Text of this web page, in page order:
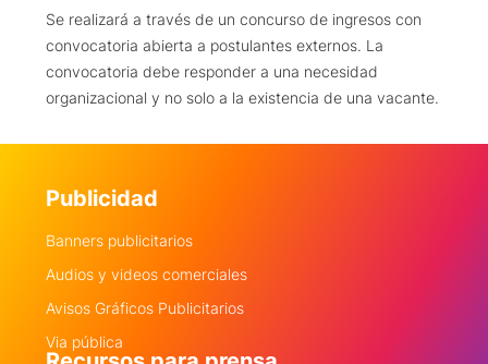
Se realizará a través de un concurso de ingresos con
convocatoria abierta a postulantes externos. La
convocatoria debe responder a una necesidad
organizacional y no solo a la existencia de una vacante.
Publicidad
Banners publicitarios
Audios y videos comerciales
Avisos Gráficos Publicitarios
Via pública